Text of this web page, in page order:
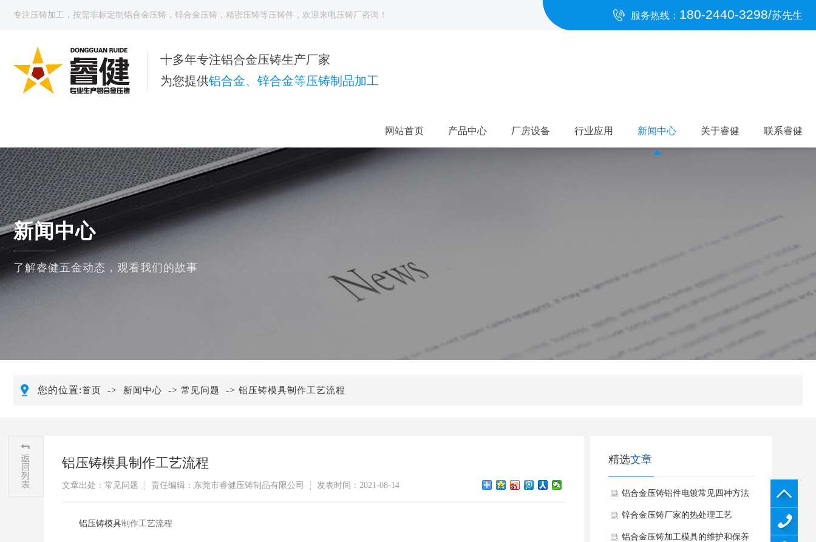
专注压铸加工 ，按需非标定制 铝合金压铸 ， 锌合金压铸 ， 精密压铸等压铸件 ，欢迎来电压铸厂 咨询！ 服务热线： 180-2440-3298/苏先生
十多年专注铝合金压铸生产厂家
为您提供铝合金、锌合金等压铸制品加工
网站首页 产品中心 厂房设备 行业应用 新闻中心 关于睿健 联系睿健
新闻中心
了解睿健五金动态，观看我们的故事
您的位置:首页 -> 新闻中心 -> 常见问题 -> ​铝压铸模具制作工艺流程
​铝压铸模具制作工艺流程
文章出处：常见问题 责任编辑：东莞市睿健压铸制品有限公司 发表时间：2021-08-14
铝压铸模具制作工艺流程
精选文章
铝合金压铸铝件电镀常见四种方法
介绍
锌合金压铸厂家的热处理工艺
铝合金压铸加工模具的维护和保养